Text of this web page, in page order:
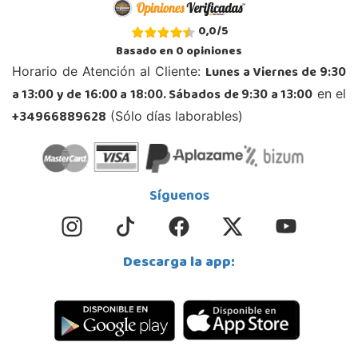
Juguetilandia Cocentaina
Avd. Alicante,27 (Carretera N-340)
03820, Cocentaina
965 59 27 53
Localizar Tienda
Juguetilandia Córdoba
C/ INGENIERO JUAN DE LA CIERVA 1 Polígono Industrial La Torrecilla
POCAS UNIDADES
0,0/5
Basado en0opiniones
Horario de Atención al Cliente: Lunes a Viernes de 9:30
a 13:00 y de 16:00 a 18:00. Sábados de 9:30 a 13:00 en el
+34966889628 (Sólo días laborables)
Síguenos
Descarga la app: